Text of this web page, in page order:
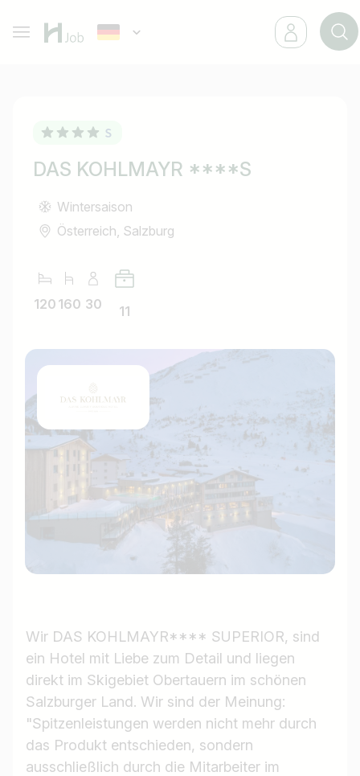
DAS KOHLMAYR ****S
Wintersaison
Österreich, Salzburg
120 160 30 11
Wir DAS KOHLMAYR**** SUPERIOR, sind
ein Hotel mit Liebe zum Detail und liegen
direkt im Skigebiet Obertauern im schönen
Salzburger Land. Wir sind der Meinung:
"Spitzenleistungen werden nicht mehr durch
das Produkt entschieden, sondern
ausschließlich durch die Mitarbeiter im